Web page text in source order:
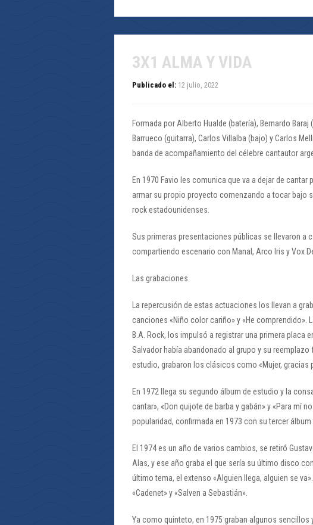
3X1 ALMA Y VIDA
Publicado el: 12 julio, 2022
Formada por Alberto Hualde (batería), Bernardo
Barrueco (guitarra), Carlos Villalba (bajo) y Carlos
banda de acompañamiento del célebre cantautor
En 1970 Favio les comunica que va a dejar de
armar su propio proyecto comenzando a tocar bajo
rock estadounidenses.
Sus primeras presentaciones públicas se llevaron a
compartiendo escenario con Manal, Arco Iris y Vox
Las grabaciones
La repercusión de estas actuaciones los llevan a
canciones «Niño color cariño» y «He comprendido».
B.A. Rock, los impulsó a registrar una primera placa
Salvador había abandonado al grupo y su
estudio, grabaron los clásicos como «Mujer, gracias
En 1972 llega su segundo álbum de estudio y la
cantar», «Don quijote de barba y gabán» y «Para mí
popularidad, confirmada en 1973 con su tercer
El 1974 es un año de varios cambios, se retiró
Alas, y ese año graba el que sería su último disco
último tema, el extenso «Alguien llega, alguien se
«Cadenet» y «Salven a Sebastián».
Ya como quinteto, en 1975 graban algunos